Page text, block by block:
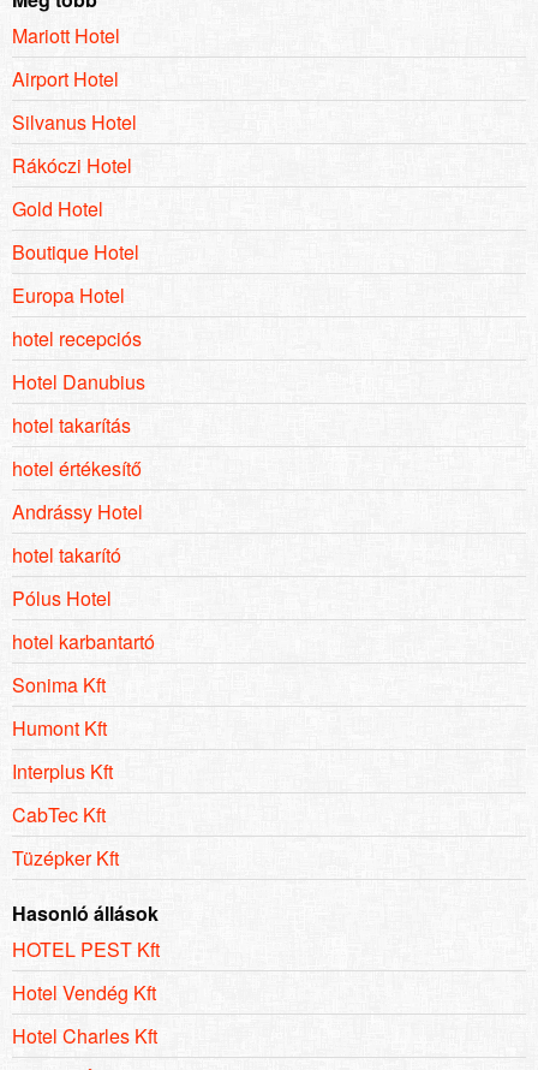
Mariott Hotel
Airport Hotel
Silvanus Hotel
Rákóczi Hotel
Gold Hotel
Boutique Hotel
Europa Hotel
hotel recepciós
Hotel Danubius
hotel takarítás
hotel értékesítő
Andrássy Hotel
hotel takarító
Pólus Hotel
hotel karbantartó
Sonima Kft
Humont Kft
Interplus Kft
CabTec Kft
Tüzépker Kft
Hasonló állások
HOTEL PEST Kft
Hotel Vendég Kft
Hotel Charles Kft